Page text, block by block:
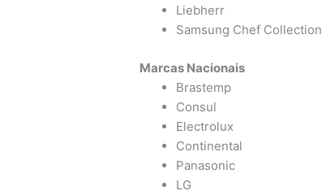
Liebherr
Samsung Chef Collection
Marcas Nacionais
Brastemp
Consul
Electrolux
Continental
Panasonic
LG